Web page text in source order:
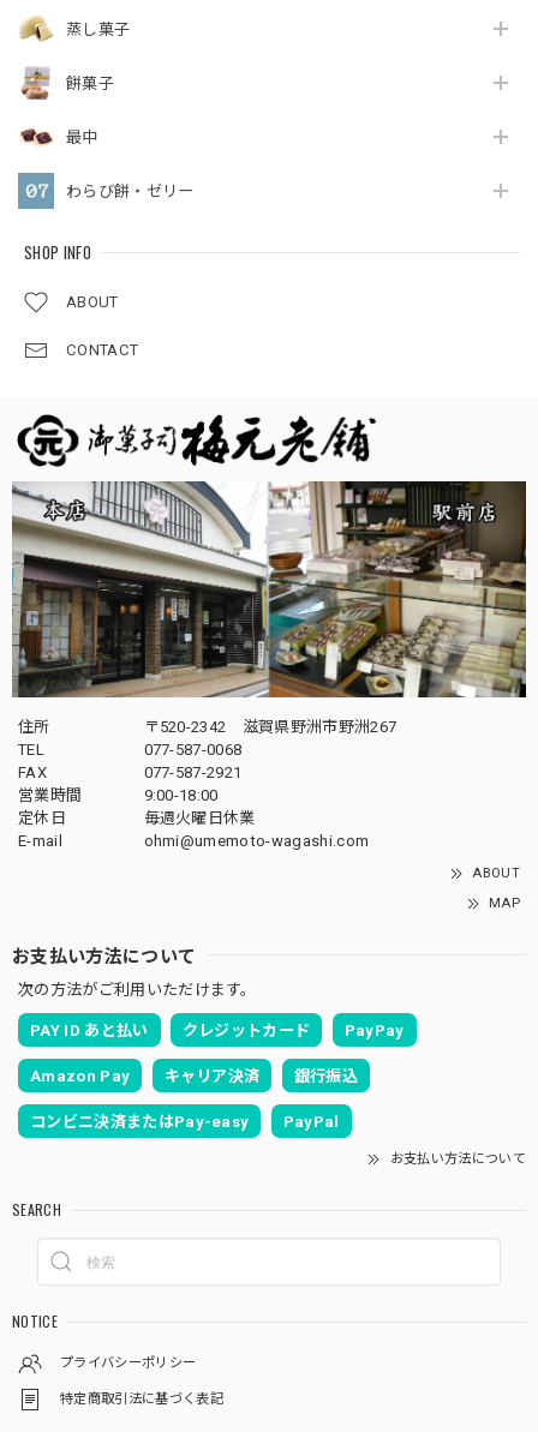
蒸し菓子
餅菓子
最中
わらび餅・ゼリー
SHOP INFO
ABOUT
CONTACT
住所
〒520-2342 滋賀県野洲市野洲267
TEL
077-587-0068
FAX
077-587-2921
営業時間
9:00-18:00
定休日
毎週火曜日休業
E-mail
ohmi@umemoto-wagashi.com
ABOUT
MAP
お支払い方法について
次の方法がご利用いただけます。
PAY ID あと払い クレジットカード PayPay
Amazon Pay キャリア決済 銀行振込
コンビニ決済またはPay-easy PayPal
お支払い方法について
SEARCH
NOTICE
プライバシーポリシー
特定商取引法に基づく表記